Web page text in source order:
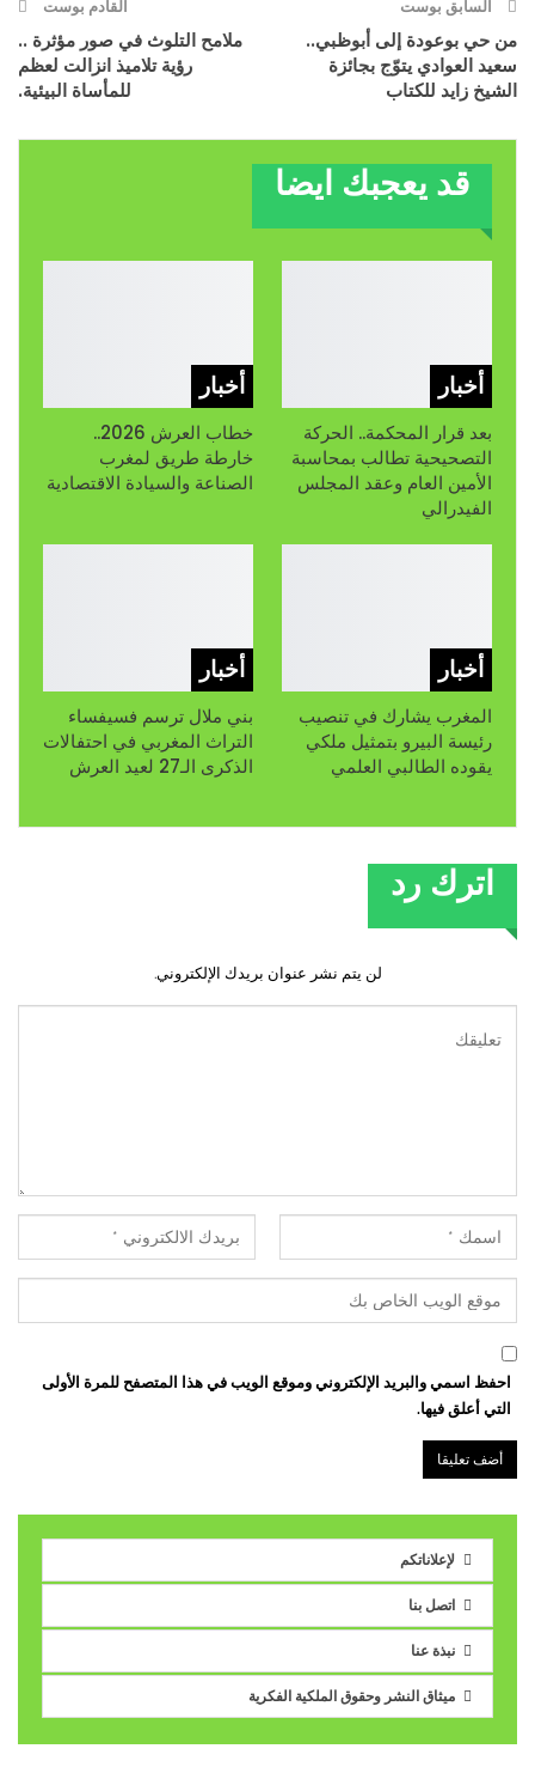
السابق بوست
من حي بوعودة إلى أبوظبي..
سعيد العوادي يتوّج بجائزة
الشيخ زايد للكتاب
القادم بوست
ملامح التلوث في صور مؤثرة ..
رؤية تلاميذ انزالت لعظم
للمأساة البيئية.
قد يعجبك ايضا
أخبار
بعد قرار المحكمة.. الحركة
التصحيحية تطالب بمحاسبة
الأمين العام وعقد المجلس
الفيدرالي
أخبار
خطاب العرش 2026..
خارطة طريق لمغرب
الصناعة والسيادة الاقتصادية
أخبار
المغرب يشارك في تنصيب
رئيسة البيرو بتمثيل ملكي
يقوده الطالبي العلمي
أخبار
بني ملال ترسم فسيفساء
التراث المغربي في احتفالات
الذكرى الـ27 لعيد العرش
اترك رد
لن يتم نشر عنوان بريدك الإلكتروني.
احفظ اسمي والبريد الإلكتروني وموقع الويب في هذا المتصفح للمرة الأولى
التي أعلق فيها.
لإعلاناتكم
اتصل بنا
نبذة عنا
ميثاق النشر وحقوق الملكية الفكرية